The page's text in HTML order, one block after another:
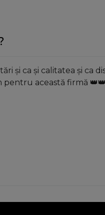
și ca și calitatea și ca
această firmă